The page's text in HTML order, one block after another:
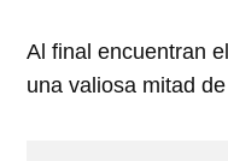
Al final encuentran
una valiosa mitad